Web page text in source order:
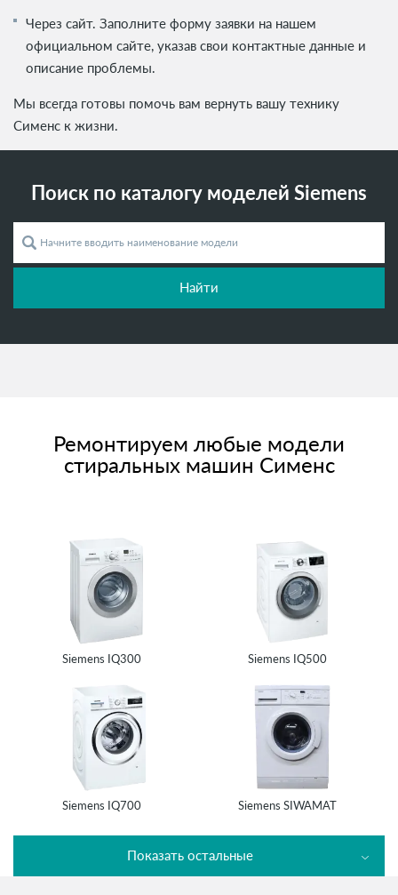
Через сайт. Заполните форму заявки на нашем
официальном сайте, указав свои контактные данные и
описание проблемы.
Мы всегда готовы помочь вам вернуть вашу технику
Сименс к жизни.
Поиск по каталогу моделей Siemens
Найти
Ремонтируем любые модели
стиральных машин Сименс
Siemens IQ300 Siemens IQ500
Siemens IQ700 Siemens SIWAMAT
Показать остальные